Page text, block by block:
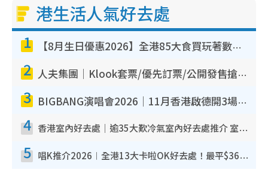
港生活人氣好去處
1 【8月生日優惠2026】全港85大食買玩著數攻略 自助餐/火鍋放題同行免費＋誠品/DONKI送現金券
2 人夫集團｜Klook套票/優先訂票/公開發售搶飛攻略！附票價.購票連結.場地座位表
3 BIGBANG演唱會2026｜11月香港啟德開3場！實名制VIP申請、優先購票攻略
4 香港室內好去處｜逾35大歎冷氣室內好去處推介 室內活動免費避雨無懼落雨
5 唱K推介2026︱全港13大卡啦OK好去處！最平$36起 日文K都有！(附地址+收費詳情)